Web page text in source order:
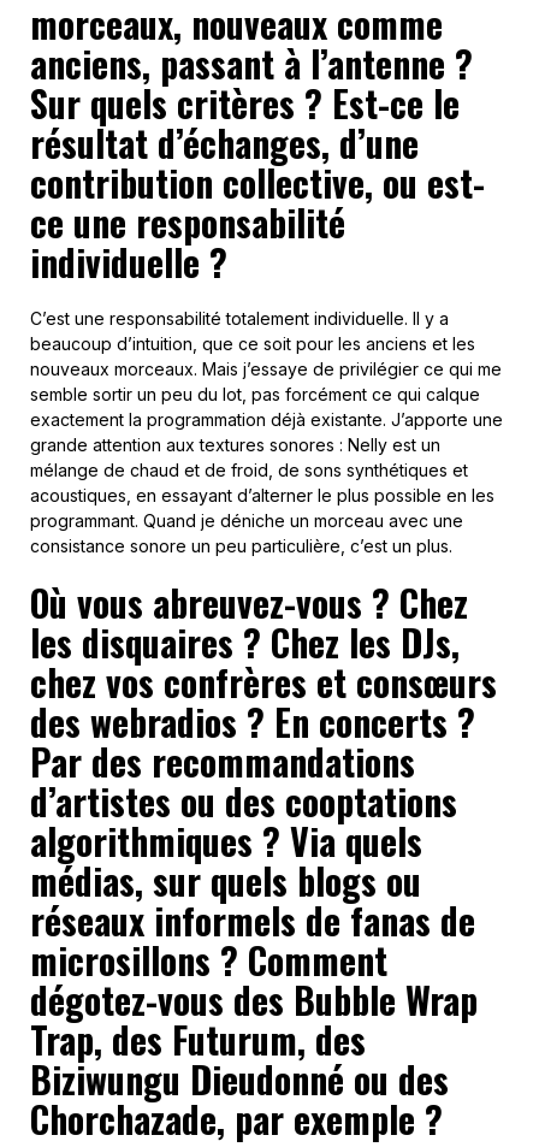
morceaux, nouveaux comme
anciens, passant à l’antenne ?
Sur quels critères ? Est-ce le
résultat d’échanges, d’une
contribution collective, ou est-
ce une responsabilité
individuelle ?
C’est une responsabilité totalement individuelle. Il y a
beaucoup d’intuition, que ce soit pour les anciens et les
nouveaux morceaux. Mais j’essaye de privilégier ce qui me
semble sortir un peu du lot, pas forcément ce qui calque
exactement la programmation déjà existante. J’apporte une
grande attention aux textures sonores : Nelly est un
mélange de chaud et de froid, de sons synthétiques et
acoustiques, en essayant d’alterner le plus possible en les
programmant. Quand je déniche un morceau avec une
consistance sonore un peu particulière, c’est un plus.
Où vous abreuvez-vous ? Chez
les disquaires ? Chez les DJs,
chez vos confrères et consœurs
des webradios ? En concerts ?
Par des recommandations
d’artistes ou des cooptations
algorithmiques ? Via quels
médias, sur quels blogs ou
réseaux informels de fanas de
microsillons ? Comment
dégotez-vous des Bubble Wrap
Trap, des Futurum, des
Biziwungu Dieudonné ou des
Chorchazade, par exemple ?